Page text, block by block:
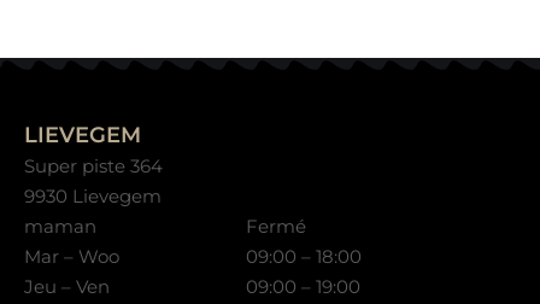
LIEVEGEM
Super piste 364
9930 Lievegem
maman
Fermé
Mar – Woo
09:00 – 18:00
Jeu – Ven
09:00 – 19:00